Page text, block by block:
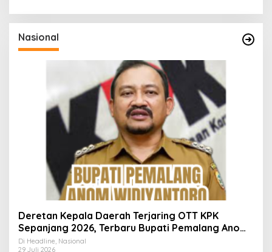
Nasional
Deretan Kepala Daerah Terjaring OTT KPK
Sepanjang 2026, Terbaru Bupati Pemalang Anom
Widiyantoro
Di Headline, Nasional
29 Juli 2026